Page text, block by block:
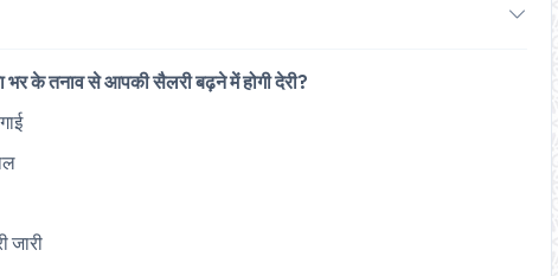
भर के तनाव से आपकी सैलरी बढ़ने में होगी देरी?
जारी